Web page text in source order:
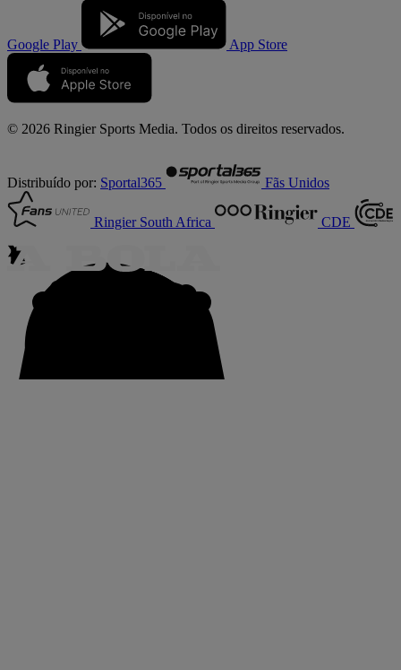
Google Play App Store
© 2026 Ringier Sports Media. Todos os direitos reservados.
Distribuído por: Sportal365 Fãs Unidos
Ringier South Africa CDE